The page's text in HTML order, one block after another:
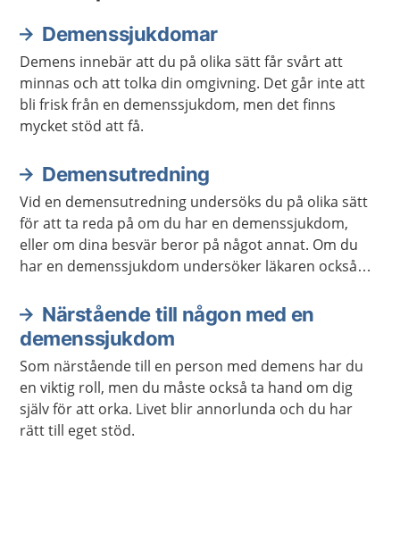
Demenssjukdomar
Demens innebär att du på olika sätt får svårt att
minnas och att tolka din omgivning. Det går inte att
bli frisk från en demenssjukdom, men det finns
mycket stöd att få.
Demensutredning
Vid en demensutredning undersöks du på olika sätt
för att ta reda på om du har en demenssjukdom,
eller om dina besvär beror på något annat. Om du
har en demenssjukdom undersöker läkaren också
Närstående till någon med en
demenssjukdom
Som närstående till en person med demens har du
en viktig roll, men du måste också ta hand om dig
själv för att orka. Livet blir annorlunda och du har
rätt till eget stöd.